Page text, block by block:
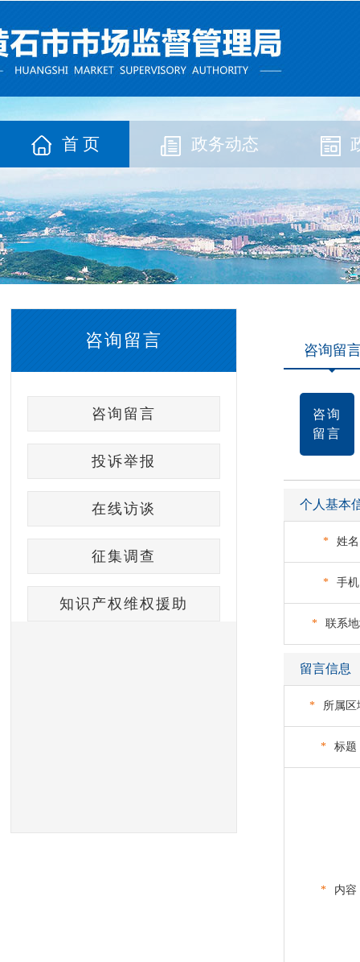
首 页 政务动态
咨询留言
咨询留言
投诉举报
在线访谈
征集调查
知识产权维权援助
咨询留
咨询
留言
个人基本
* 姓名
* 手机
* 联系
留言信息
* 所属区
* 标题
* 内容